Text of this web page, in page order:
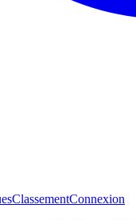
ClassementConnexion